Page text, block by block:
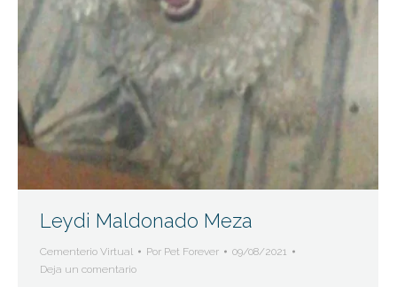
Leydi Maldonado Meza
Cementerio Virtual Por Pet Forever
09/08/2021
Deja un comentario